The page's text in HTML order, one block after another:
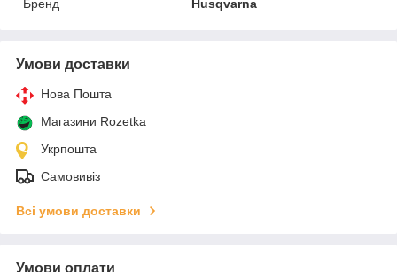
Бренд
Husqvarna
Умови доставки
Нова Пошта
Магазини Rozetka
Укрпошта
Самовивіз
Всі умови доставки
Умови оплати